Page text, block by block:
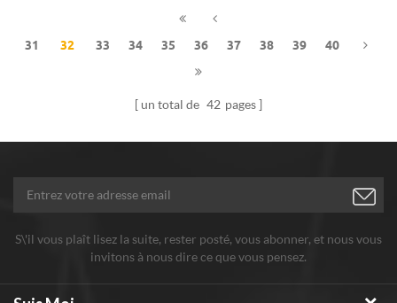
31 32 33 34 35 36 37 38 39 40
un total de 42 pages
S\'il vous plaît lisez la suite, rester posté, vous abonner, et nous vous
invitons à nous dire ce que vous pensez.